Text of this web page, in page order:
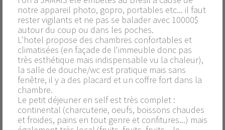
notre appareil photo, gopro, portables etc... il faut
rester vigilants et ne pas se balader avec 10000$
autour du coup ou dans les poches.
L'hotel propose des chambres confortables et
climatisées (en façade de l'immeuble donc pas
très esthétique mais indispensable vu la chaleur),
la salle de douche/wc est pratique mais sans
fenêtre, il y a des placard et un coffre fort dans la
chambre.
Le petit déjeuner en self est très complet :
continental (charcuterie, oeufs, boissons chaudes
et froides, pains en tout genre et confitures...) mais